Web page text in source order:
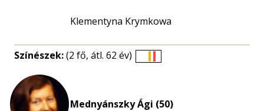
Klementyna Krymkowa
Színészek:(2 fő, átl. 62 év)
Mednyánszky Ági (50)